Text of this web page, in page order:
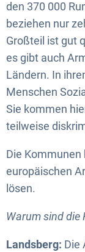
den 370 000
beziehen nur
Großteil ist gut
es gibt auch
Ländern. In
Menschen
Sie kommen
teilweise
Die Kommunen
europäischen
lösen.
Warum sind die
Landsberg: Die